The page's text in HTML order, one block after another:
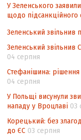
У Зеленського
щодо підсанкційного
Зеленський звільнив
Зеленський звільнив
04 серпня
Стефанішина:
04 серпня
У Польщі висунули
нападу у Вроцлаві 03
Корецький: без
до ЄС 03 серпня